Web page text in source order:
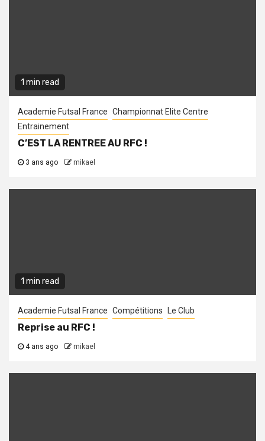
1 min read
Academie Futsal France Championnat Elite Centre
Entrainement
C’EST LA RENTREE AU RFC !
3 ans ago mikael
1 min read
Academie Futsal France Compétitions Le Club
Reprise au RFC !
4 ans ago mikael